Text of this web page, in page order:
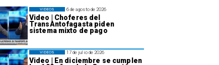
6 de agosto de 2026
Video | Choferes del
TransAntofagasta piden
sistema mixto de pago
VIDEOS
17 de julio de 2026
Video | En diciembre se cumplen
VIDEOS